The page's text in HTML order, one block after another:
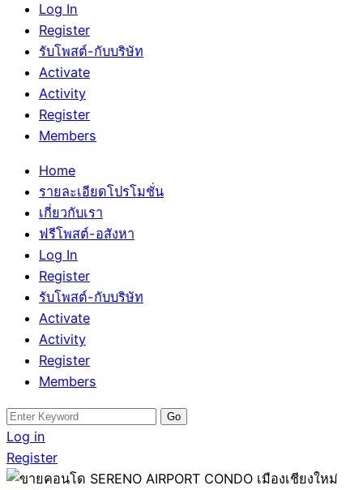
Log In
Register
รับโพสต์-กับบริษัท
Activate
Activity
Register
Members
Home
รายละเอียดโปรโมชั่น
เกี่ยวกับเรา
ฟรีโพสต์-อสังหา
Log In
Register
รับโพสต์-กับบริษัท
Activate
Activity
Register
Members
Search
for:
Log in
Register